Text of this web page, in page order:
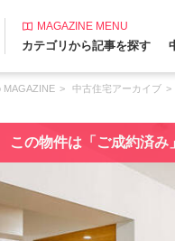
MAGAZINE MENU
カテゴリから記事を探す
MAGAZINE 中古住宅アーカイブ
この物件は「ご成約済み